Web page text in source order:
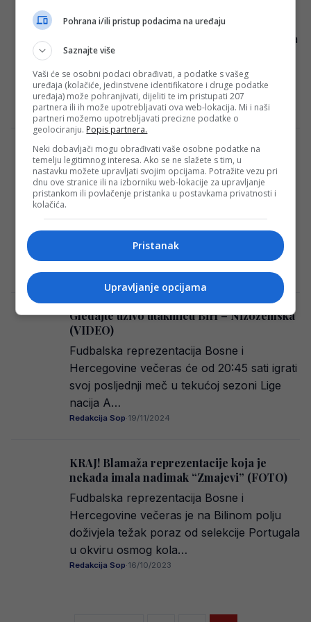
ovo platim”
Reprezentacija Bosne i Hercegovine 7. juna
2025. godine nastavlja kvalifikacije za
Svjetsko prvenstvo utakmicom protiv San
Marina na stadionu Bilino…
Redakcija Sop·17/05/2025
Evo gdje gledati utakmicu Bosna i
Hercegovina – Kipar
Fudbalska reprezentacija Bosne i
drugog kola kvalifikacija za Svjetsko
prvenstvo 2026. godine protiv selekcije
Redakcija Sop·24/03/2025
Gledajte uživo utakmicu BiH – Nizozemska
(VIDEO)
Fudbalska reprezentacija Bosne i
Hercegovine večeras će od 20:45 sati igrati
svoj posljednji meč u tekućoj sezoni Lige
nacija A…
Redakcija Sop·19/11/2024
KRAJ! Blamaža reprezentacije koja je
nekada imala nadimak “Zmajevi” (FOTO)
Fudbalska reprezentacija Bosne i
Hercegovine večeras je na Bilinom polju
doživjela težak poraz od selekcije Portugala
u okviru osmog kola…
Redakcija Sop·16/10/2023
Pohrana i/ili pristup podacima na uređaju
Saznajte više
Vaši će se osobni podaci obrađivati, a podatke s vašeg
uređaja (kolačiće, jedinstvene identifikatore i druge podatke
uređaja) može pohranjivati, dijeliti te im pristupati 207
partnera ili ih može upotrebljavati ova web-lokacija. Mi i naši
partneri možemo upotrebljavati precizne podatke o
geolociranju. Popis partnera.
Neki dobavljači mogu obrađivati vaše osobne podatke na
temelju legitimnog interesa. Ako se ne slažete s tim, u
nastavku možete upravljati svojim opcijama. Potražite vezu pri
dnu ove stranice ili na izborniku web-lokacije za upravljanje
pristankom ili povlačenje pristanka u postavkama privatnosti i
kolačića.
Pristanak
Upravljanje opcijama